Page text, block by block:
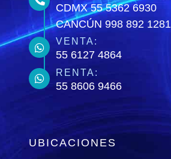
CDMX 55 5362 6930
CANCÚN 998 892 1281
VENTA:
55 6127 4864
RENTA:
55 8606 9466
UBICACIONES